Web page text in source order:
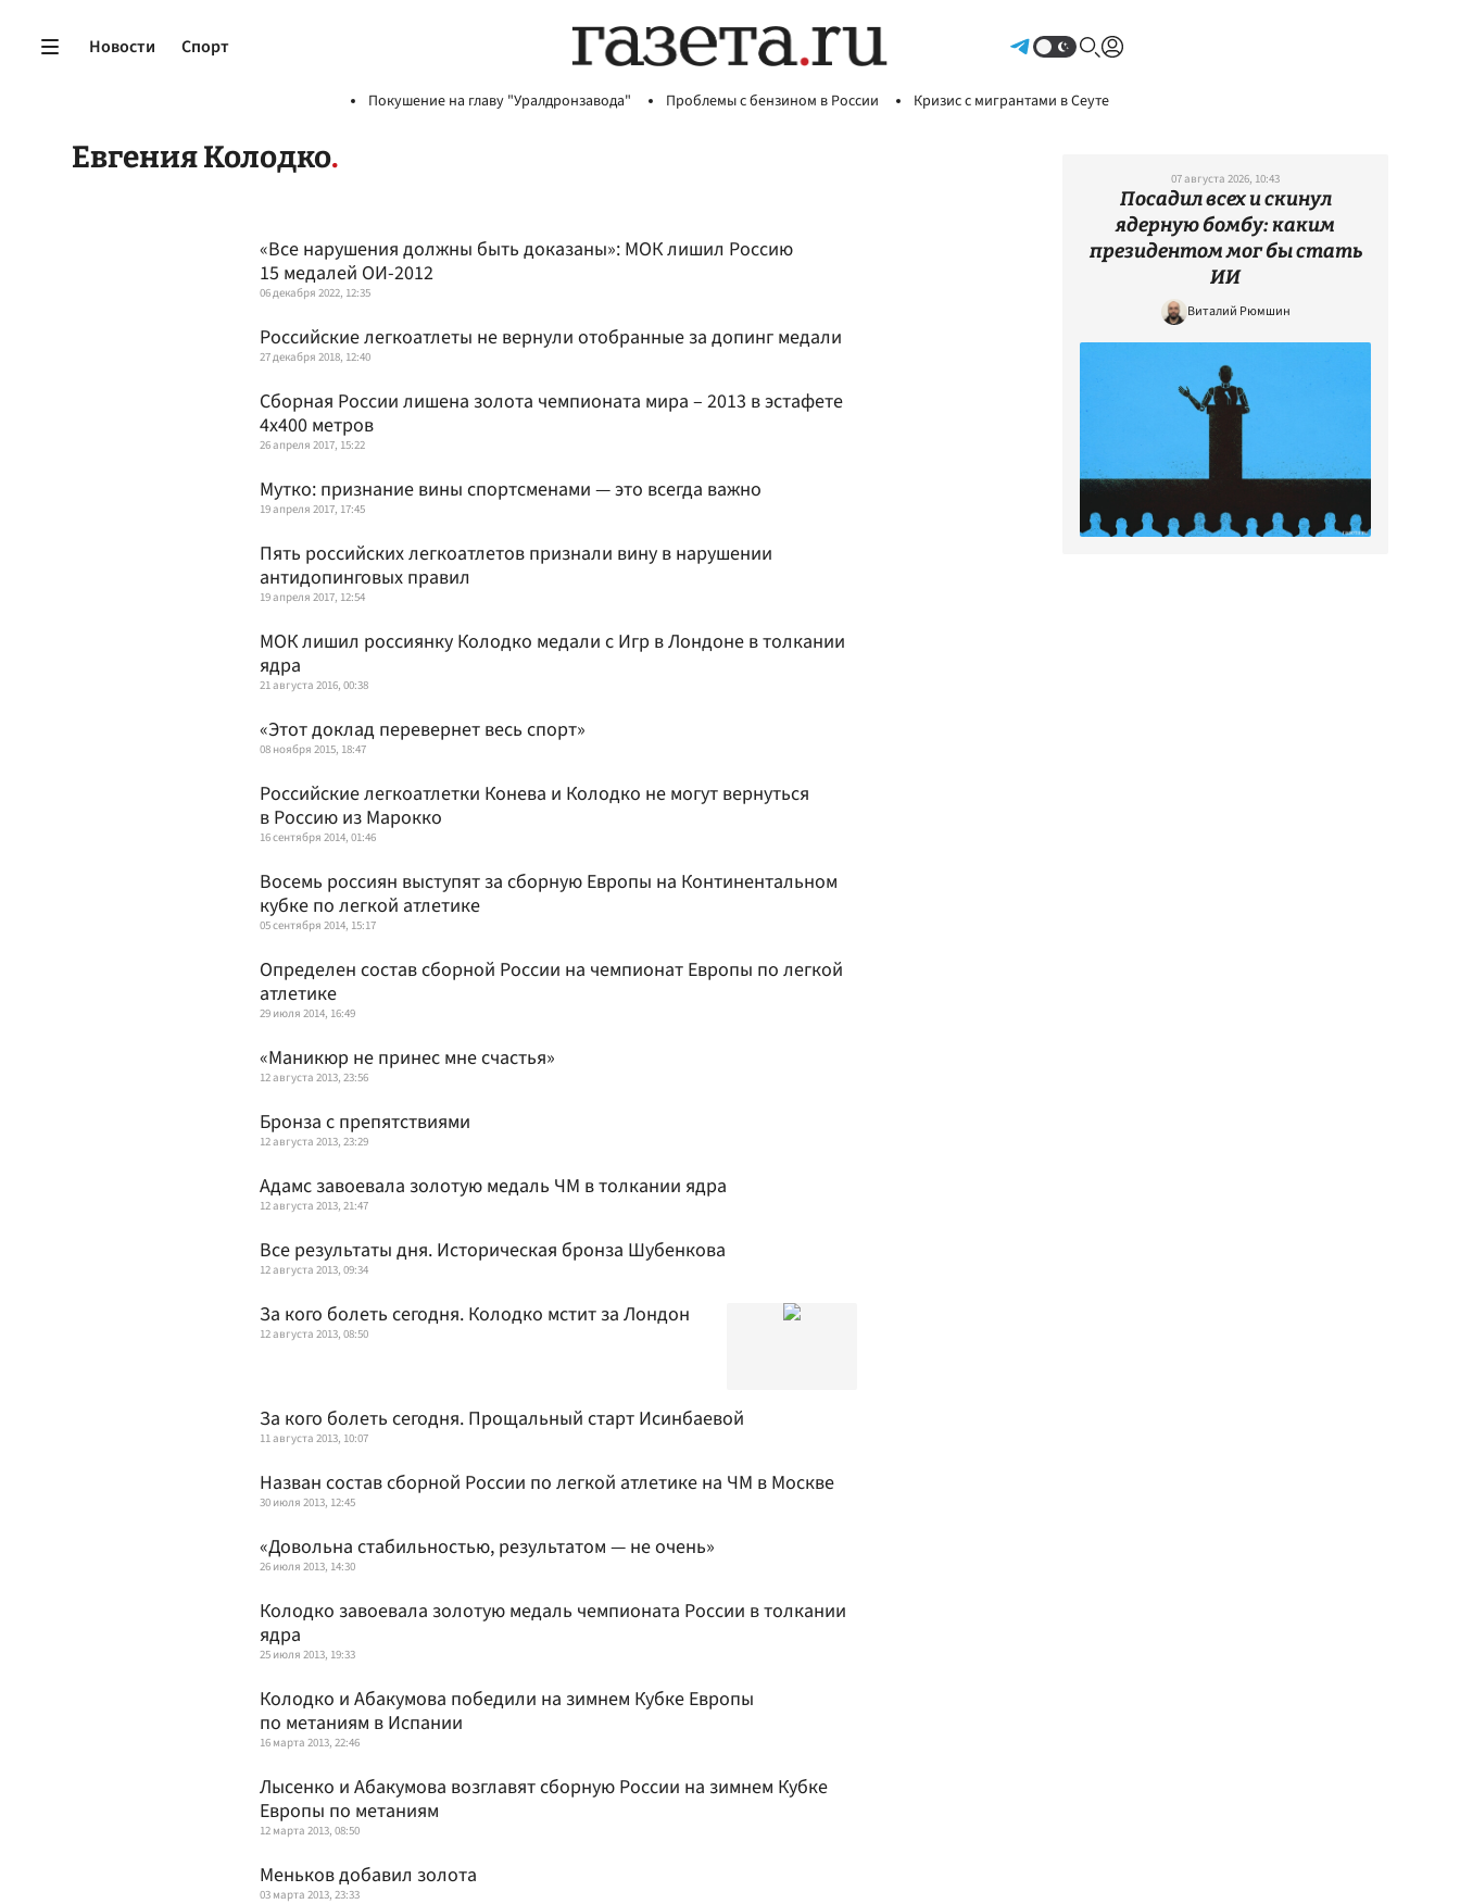
Новости Спорт
Покушение на главу "Уралдронзавода" Проблемы с бензином в России Кризис с мигрантами в Сеуте
Евгения Колодко
«Все нарушения должны быть доказаны»: МОК лишил Россию
15 медалей ОИ-2012
06 декабря 2022, 12:35
Российские легкоатлеты не вернули отобранные за допинг медали
27 декабря 2018, 12:40
Сборная России лишена золота чемпионата мира – 2013 в эстафете
4х400 метров
26 апреля 2017, 15:22
Мутко: признание вины спортсменами — это всегда важно
19 апреля 2017, 17:45
Пять российских легкоатлетов признали вину в нарушении
антидопинговых правил
19 апреля 2017, 12:54
МОК лишил россиянку Колодко медали с Игр в Лондоне в толкании
ядра
21 августа 2016, 00:38
«Этот доклад перевернет весь спорт»
08 ноября 2015, 18:47
Российские легкоатлетки Конева и Колодко не могут вернуться
в Россию из Марокко
16 сентября 2014, 01:46
Восемь россиян выступят за сборную Европы на Континентальном
кубке по легкой атлетике
05 сентября 2014, 15:17
Определен состав сборной России на чемпионат Европы по легкой
атлетике
29 июля 2014, 16:49
«Маникюр не принес мне счастья»
12 августа 2013, 23:56
Бронза с препятствиями
12 августа 2013, 23:29
Адамс завоевала золотую медаль ЧМ в толкании ядра
12 августа 2013, 21:47
Все результаты дня. Историческая бронза Шубенкова
12 августа 2013, 09:34
За кого болеть сегодня. Колодко мстит за Лондон
12 августа 2013, 08:50
За кого болеть сегодня. Прощальный старт Исинбаевой
11 августа 2013, 10:07
Назван состав сборной России по легкой атлетике на ЧМ в Москве
30 июля 2013, 12:45
«Довольна стабильностью, результатом — не очень»
26 июля 2013, 14:30
Колодко завоевала золотую медаль чемпионата России в толкании
ядра
25 июля 2013, 19:33
Колодко и Абакумова победили на зимнем Кубке Европы
по метаниям в Испании
16 марта 2013, 22:46
Лысенко и Абакумова возглавят сборную России на зимнем Кубке
Европы по метаниям
12 марта 2013, 08:50
Меньков добавил золота
03 марта 2013, 23:33
07 августа 2026, 10:43
Посадил всех и скинул
ядерную бомбу: каким
президентом мог бы стать
ИИ
Виталий Рюмшин